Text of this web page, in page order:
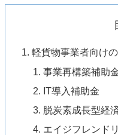
軽貨物事業者向け
事業再構築補助
IT導入補助金
脱炭素成長型経
エイジフレンド